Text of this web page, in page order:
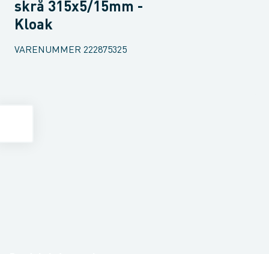
skrå 315x5/15mm -
Kloak
VARENUMMER 222875325